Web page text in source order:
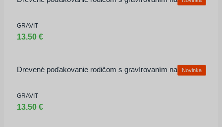
GRAVIT
13.50 €
Drevené poďakovanie rodičom s gravírovaním na mieru
Novinka
GRAVIT
13.50 €